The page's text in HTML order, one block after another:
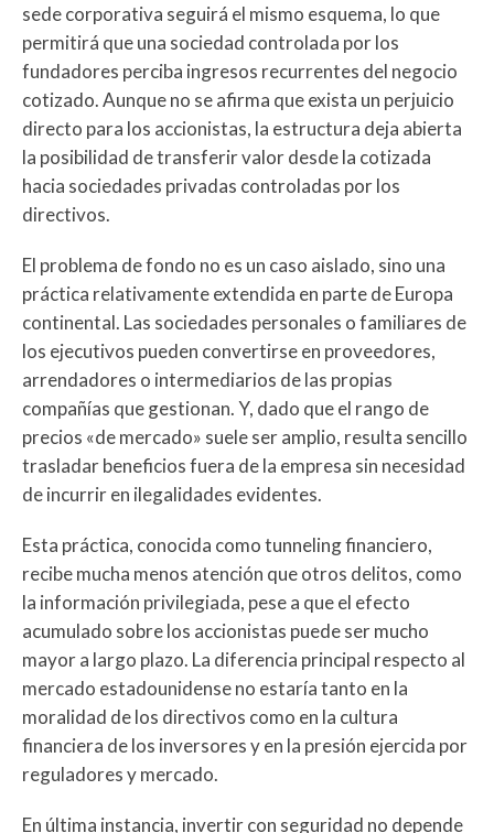
sede corporativa seguirá el mismo esquema, lo que
permitirá que una sociedad controlada por los
fundadores perciba ingresos recurrentes del negocio
cotizado. Aunque no se afirma que exista un perjuicio
directo para los accionistas, la estructura deja abierta
la posibilidad de transferir valor desde la cotizada
hacia sociedades privadas controladas por los
directivos.
El problema de fondo no es un caso aislado, sino una
práctica relativamente extendida en parte de Europa
continental. Las sociedades personales o familiares de
los ejecutivos pueden convertirse en proveedores,
arrendadores o intermediarios de las propias
compañías que gestionan. Y, dado que el rango de
precios «de mercado» suele ser amplio, resulta sencillo
trasladar beneficios fuera de la empresa sin necesidad
de incurrir en ilegalidades evidentes.
Esta práctica, conocida como tunneling financiero,
recibe mucha menos atención que otros delitos, como
la información privilegiada, pese a que el efecto
acumulado sobre los accionistas puede ser mucho
mayor a largo plazo. La diferencia principal respecto al
mercado estadounidense no estaría tanto en la
moralidad de los directivos como en la cultura
financiera de los inversores y en la presión ejercida por
reguladores y mercado.
En última instancia, invertir con seguridad no depende